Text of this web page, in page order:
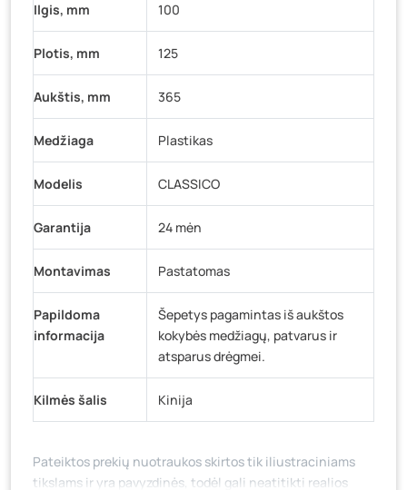
Ilgis, mm 100
Plotis, mm 125
Aukštis, mm 365
Medžiaga Plastikas
Modelis CLASSICO
Garantija 24 mėn
Montavimas Pastatomas
Papildoma
informacija
Šepetys pagamintas iš aukštos
kokybės medžiagų, patvarus ir
atsparus drėgmei.
Kilmės šalis Kinija
Pateiktos prekių nuotraukos skirtos tik iliustraciniams
tikslams ir yra pavyzdinės, todėl gali neatitikti realios